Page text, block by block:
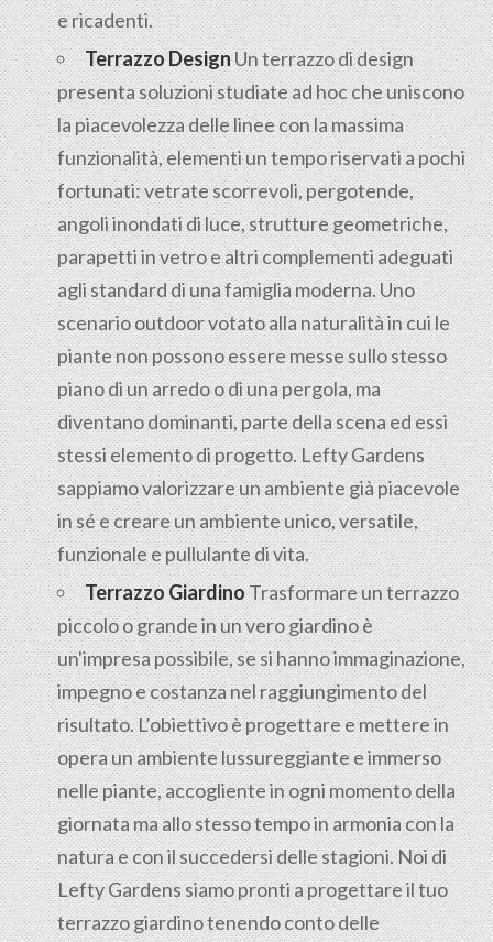
e ricadenti.
Terrazzo DesignUn terrazzo di design
presenta soluzioni studiate ad hoc che uniscono
la piacevolezza delle linee con la massima
funzionalità, elementi un tempo riservati a pochi
fortunati: vetrate scorrevoli, pergotende,
angoli inondati di luce, strutture geometriche,
parapetti in vetro e altri complementi adeguati
agli standard di una famiglia moderna. Uno
scenario outdoor votato alla naturalità in cui le
piante non possono essere messe sullo stesso
piano di un arredo o di una pergola, ma
diventano dominanti, parte della scena ed essi
stessi elemento di progetto. Lefty Gardens
sappiamo valorizzare un ambiente già piacevole
in sé e creare un ambiente unico, versatile,
funzionale e pullulante di vita.
Terrazzo GiardinoTrasformare un terrazzo
piccolo o grande in un vero giardino è
un'impresa possibile, se si hanno immaginazione,
impegno e costanza nel raggiungimento del
risultato. L’obiettivo è progettare e mettere in
opera un ambiente lussureggiante e immerso
nelle piante, accogliente in ogni momento della
giornata ma allo stesso tempo in armonia con la
natura e con il succedersi delle stagioni. Noi di
Lefty Gardens siamo pronti a progettare il tuo
terrazzo giardino tenendo conto delle